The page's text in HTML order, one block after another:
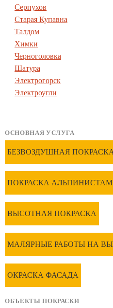
Серпухов
Старая Купавна
Талдом
Химки
Черноголовка
Шатура
Электрогорск
Электроугли
ОСНОВНАЯ УСЛУГА
БЕЗВОЗДУШНАЯ
ПОКРАСКА
ВЫСОТНАЯ ПОКРАСКА
МАЛЯРНЫЕ РАБОТЫ НА
ОКРАСКА ФАСАДА
ОБЪЕКТЫ ПОКРАСКИ